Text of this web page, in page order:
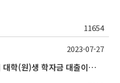
11654
2023년 상반기 인천광역시 대학(원)생 학자금 대출이자 지원사업 안내
2023-07-27